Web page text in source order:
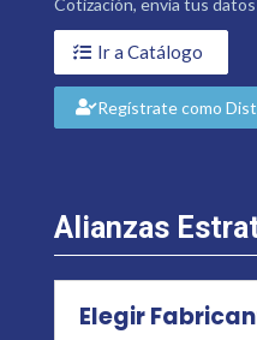
Cotización, envía tus
Ir a Catálogo
Regístrate como
Alianzas
Elegir